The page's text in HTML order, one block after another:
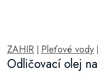
ZAHIR Pleťové vody
Odličovací olej